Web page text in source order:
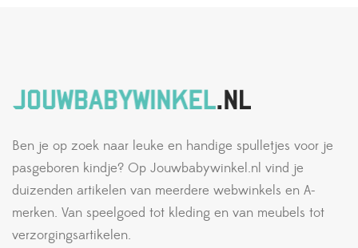
Ben je op zoek naar leuke en handige spulletjes voor je
pasgeboren kindje? Op Jouwbabywinkel.nl vind je
duizenden artikelen van meerdere webwinkels en A-
merken. Van speelgoed tot kleding en van meubels tot
verzorgingsartikelen.